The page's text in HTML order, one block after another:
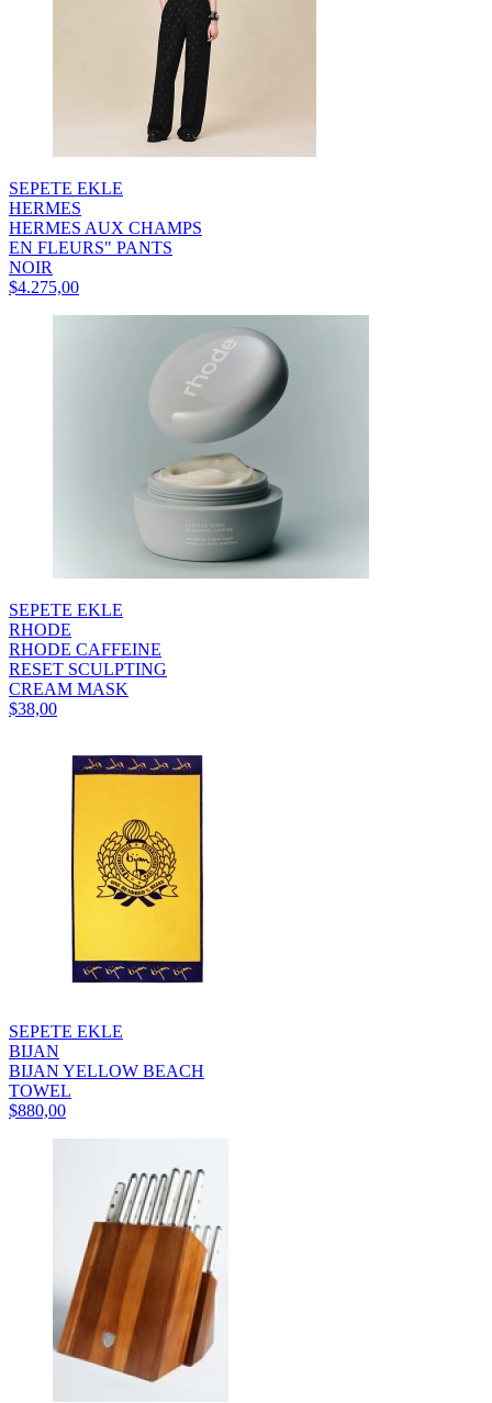
SEPETE EKLE
HERMES
HERMES AUX CHAMPS
EN FLEURS" PANTS
NOIR
$4.275,00
SEPETE EKLE
RHODE
RHODE CAFFEINE
RESET SCULPTING
CREAM MASK
$38,00
SEPETE EKLE
BIJAN
BIJAN YELLOW BEACH
TOWEL
$880,00